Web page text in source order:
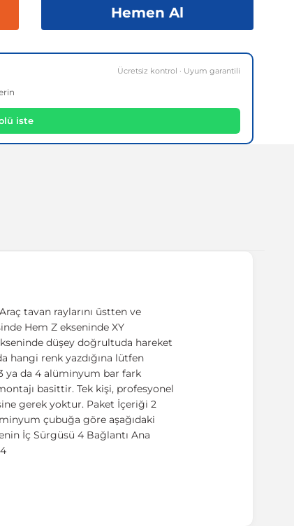
Hemen Al
Ücretsiz kontrol · Uyum garantili
iste
tavan raylarını üstten ve
Hem Z ekseninde XY
düşey doğrultuda hareket
hangi renk yazdığına lütfen
ya da 4 alüminyum bar fark
basittir. Tek kişi, profesyonel
gerek yoktur. Paket İçeriği 2
çubuğa göre aşağıdaki
İç Sürgüsü 4 Bağlantı Ana